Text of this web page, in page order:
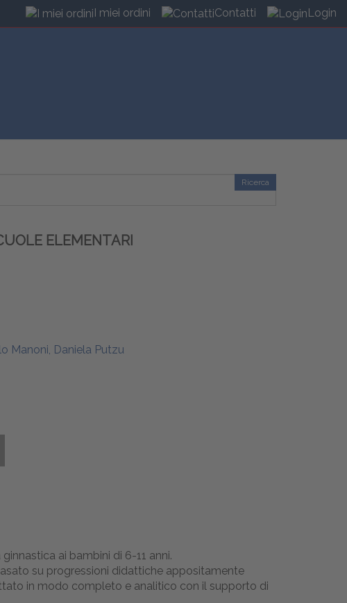
I miei ordini Contatti Login
Ricerca
ELEMENTARI
Manoni, Daniela Putzu
ai bambini di 6-11 anni.
su progressioni didattiche appositamente
in modo completo e analitico con il supporto di